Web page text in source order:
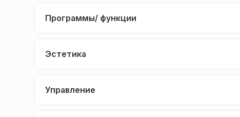
Программы/ функции
Эстетика
Управление